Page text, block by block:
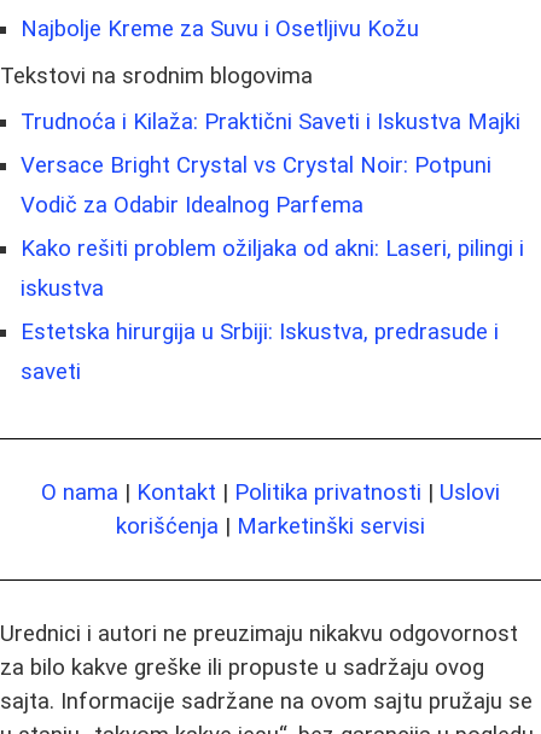
Najbolje Kreme za Suvu i Osetljivu Kožu
Tekstovi na srodnim blogovima
Trudnoća i Kilaža: Praktični Saveti i Iskustva Majki
Versace Bright Crystal vs Crystal Noir: Potpuni
Vodič za Odabir Idealnog Parfema
Kako rešiti problem ožiljaka od akni: Laseri, pilingi i
iskustva
Estetska hirurgija u Srbiji: Iskustva, predrasude i
saveti
O nama | Kontakt | Politika privatnosti | Uslovi
korišćenja | Marketinški servisi
Urednici i autori ne preuzimaju nikakvu odgovornost
za bilo kakve greške ili propuste u sadržaju ovog
sajta. Informacije sadržane na ovom sajtu pružaju se